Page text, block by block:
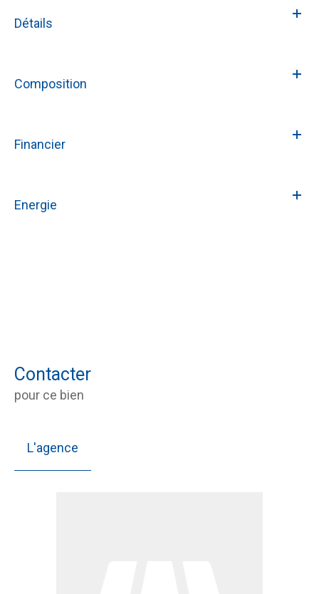
Détails
Composition
Financier
Energie
Contacter
pour ce bien
L'agence